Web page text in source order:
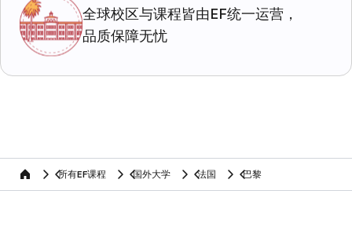
全球校区与课程皆由EF统一运营，
品质保障无忧
home 所有EF课程 国外大学 法国 巴黎